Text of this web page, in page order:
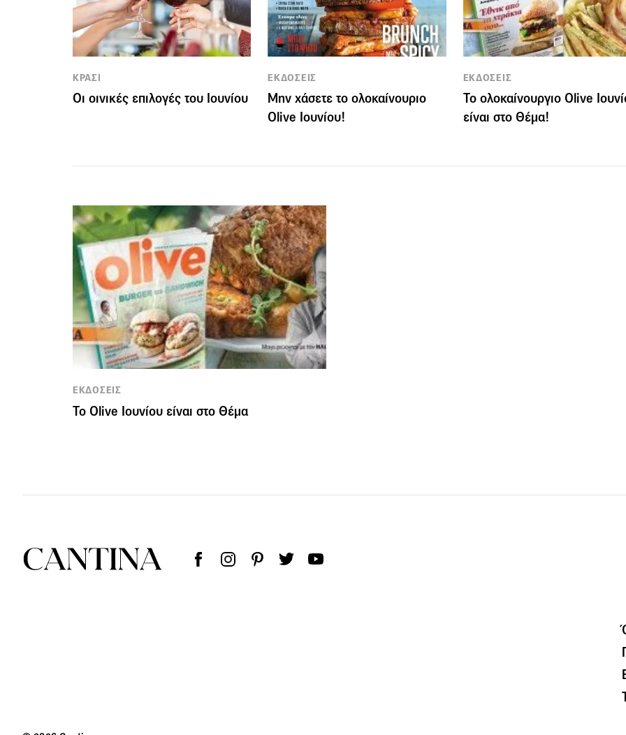
ΚΡΑΣΙ
Οι οινικές επιλογές του Ιουνίου
ΕΚΔΟΣΕΙΣ
Μην χάσετε το ολοκαίνουριο
Olive Ιουνίου!
ΕΚΔΟΣΕΙΣ
Το ολοκαίνουργιο Olive
είναι στο Θέμα!
ΕΚΔΟΣΕΙΣ
Το Olive Ιουνίου είναι στο Θέμα